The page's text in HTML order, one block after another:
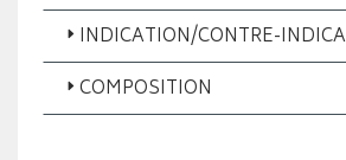
INDICATION/CONTRE-
COMPOSITION